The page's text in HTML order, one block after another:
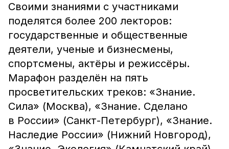
Своими знаниями с участниками
поделятся более 200 лекторов:
государственные и общественные
деятели, ученые и бизнесмены,
спортсмены, актёры и режиссёры.
Марафон разделён на пять
просветительских треков: «Знание.
Сила» (Москва), «Знание. Сделано
в России» (Санкт-Петербург), «Знание.
Наследие России» (Нижний Новгород),